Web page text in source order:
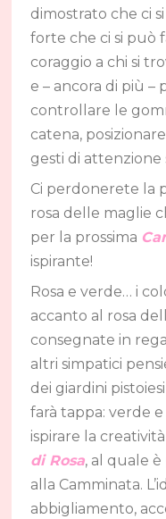
dimostrato che ci
forte che ci si può
coraggio a chi si
e – ancora di più –
controllare le
catena,
gesti di attenzione
Ci perdonerete la
rosa delle maglie
per la prossima
ispirante!
Rosa e verde… i
accanto al rosa
consegnate in
altri simpatici
dei giardini
farà tappa: verde
ispirare la
di Rosa, al quale è
alla Camminata.
abbigliamento,